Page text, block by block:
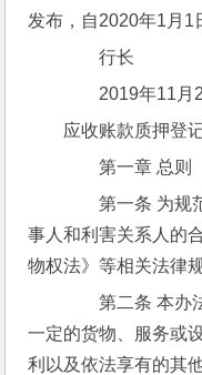
发布，自2020年1月1
行长
2019年11月
应收账款质押登
第一章 总则
第一条 为规范
事人和利害关系人的
物权法》等相关法律
第二条 本办法
一定的货物、服务或
利以及依法享有的其